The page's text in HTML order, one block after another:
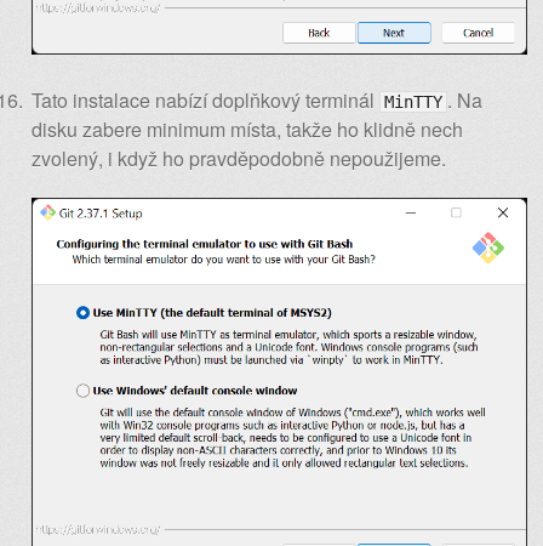
Tato instalace nabízí doplňkový terminál MinTTY . Na
disku zabere minimum místa, takže ho klidně nech
zvolený, i když ho pravděpodobně nepoužijeme.